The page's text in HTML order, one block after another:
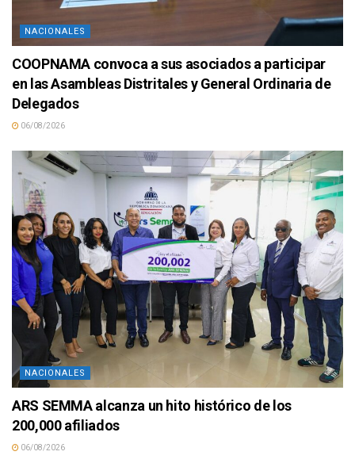
NACIONALES
COOPNAMA convoca a sus asociados a participar
en las Asambleas Distritales y General Ordinaria de
Delegados
06/08/2026
NACIONALES
ARS SEMMA alcanza un hito histórico de los
200,000 afiliados
06/08/2026